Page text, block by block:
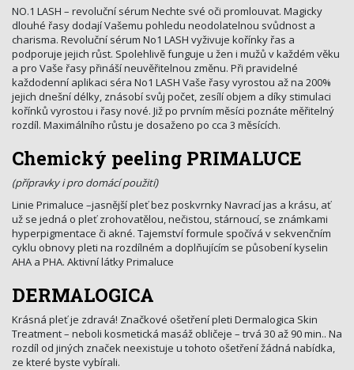
NO.1 LASH – revoluční sérum Nechte své oči promlouvat. Magicky
dlouhé řasy dodají Vašemu pohledu neodolatelnou svůdnost a
charisma. Revoluční sérum No1 LASH vyživuje kořínky řas a
podporuje jejich růst. Spolehlivě funguje u žen i mužů v každém věku
a pro Vaše řasy přináší neuvěřitelnou změnu. Při pravidelné
každodenní aplikaci séra No1 LASH Vaše řasy vyrostou až na 200%
jejich dnešní délky, znásobí svůj počet, zesílí objem a díky stimulaci
kořínků vyrostou i řasy nové. Již po prvním měsíci poznáte měřitelný
rozdíl. Maximálního růstu je dosaženo po cca 3 měsících.
Chemický peeling PRIMALUCE
(přípravky i pro domácí použití)
Linie Primaluce –jasnější pleť bez poskvrnky Navrací jas a krásu, ať
už se jedná o pleť zrohovatělou, nečistou, stárnoucí, se známkami
hyperpigmentace či akné. Tajemství formule spočívá v sekvenčním
cyklu obnovy pleti na rozdílném a doplňujícím se působení kyselin
AHA a PHA. Aktivní látky Primaluce
DERMALOGICA
Krásná pleť je zdravá! Značkové ošetření pleti Dermalogica Skin
Treatment – neboli kosmetická masáž obličeje – trvá 30 až 90 min.. Na
rozdíl od jiných značek neexistuje u tohoto ošetření žádná nabídka,
ze které byste vybírali.